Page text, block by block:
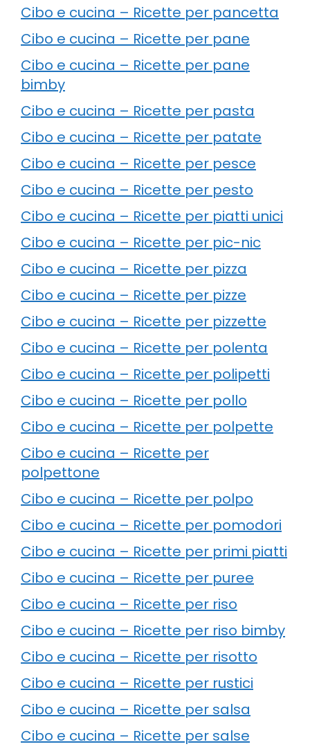
Cibo e cucina – Ricette per pancetta
Cibo e cucina – Ricette per pane
Cibo e cucina – Ricette per pane
bimby
Cibo e cucina – Ricette per pasta
Cibo e cucina – Ricette per patate
Cibo e cucina – Ricette per pesce
Cibo e cucina – Ricette per pesto
Cibo e cucina – Ricette per piatti unici
Cibo e cucina – Ricette per pic-nic
Cibo e cucina – Ricette per pizza
Cibo e cucina – Ricette per pizze
Cibo e cucina – Ricette per pizzette
Cibo e cucina – Ricette per polenta
Cibo e cucina – Ricette per polipetti
Cibo e cucina – Ricette per pollo
Cibo e cucina – Ricette per polpette
Cibo e cucina – Ricette per
polpettone
Cibo e cucina – Ricette per polpo
Cibo e cucina – Ricette per pomodori
Cibo e cucina – Ricette per primi piatti
Cibo e cucina – Ricette per puree
Cibo e cucina – Ricette per riso
Cibo e cucina – Ricette per riso bimby
Cibo e cucina – Ricette per risotto
Cibo e cucina – Ricette per rustici
Cibo e cucina – Ricette per salsa
Cibo e cucina – Ricette per salse